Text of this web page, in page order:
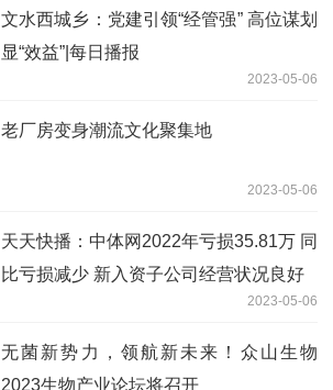
文水西城乡：党建引领“经管强” 高位谋划
显“效益”|每日播报
2023-05-06
老厂房变身潮流文化聚集地
2023-05-06
天天快播：中体网2022年亏损35.81万 同
比亏损减少 新入资子公司经营状况良好
2023-05-06
无菌新势力，领航新未来！众山生物
2023生物产业论坛将召开